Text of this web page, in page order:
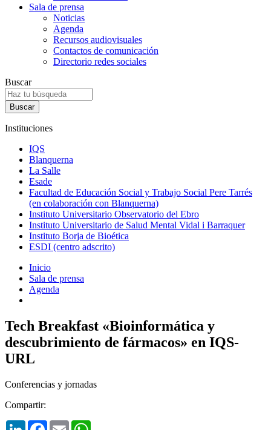
Sala de prensa
Noticias
Agenda
Recursos audiovisuales
Contactos de comunicación
Directorio redes sociales
Buscar
Instituciones
IQS
Blanquerna
La Salle
Esade
Facultad de Educación Social y Trabajo Social Pere Tarrés
(en colaboración con Blanquerna)
Instituto Universitario Observatorio del Ebro
Instituto Universitario de Salud Mental Vidal i Barraquer
Instituto Borja de Bioética
ESDI (centro adscrito)
Inicio
Sala de prensa
Agenda
Tech Breakfast «Bioinformática y
descubrimiento de fármacos» en IQS-
URL
Conferencias y jornadas
Compartir:
LinkedInFacebook
Email